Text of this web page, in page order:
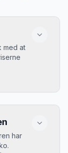
med at
bedste
har